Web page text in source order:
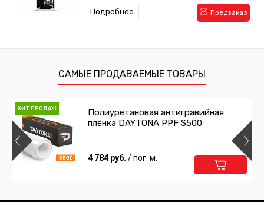
Предзаказ
Подробнее
САМЫЕ ПРОДАВАЕМЫЕ ТОВАРЫ
ХИТ ПРОДАЖ
Полиуретановая антигравийная
плёнка DAYTONA PPF S500
4 784 руб. / пог. м.